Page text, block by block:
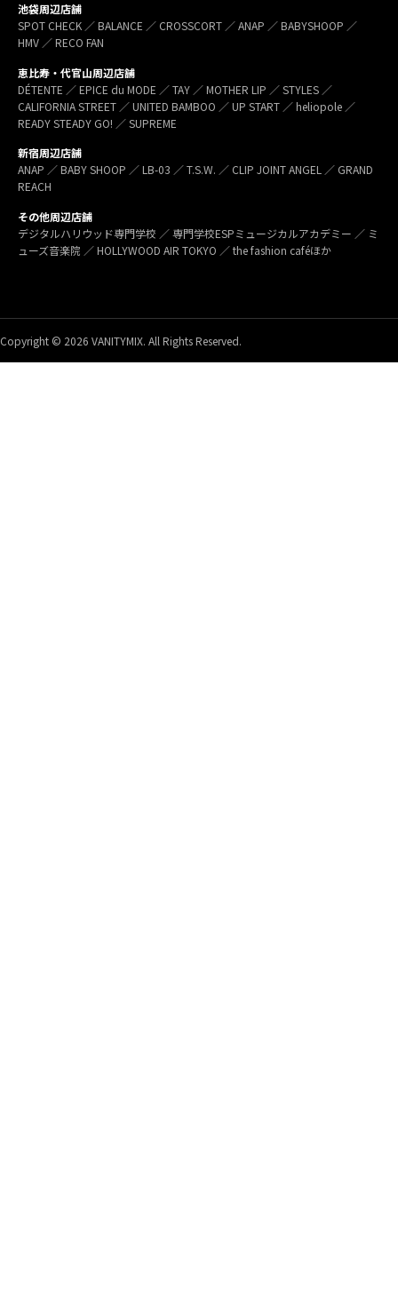
池袋周辺店舗
SPOT CHECK ／ BALANCE ／ CROSSCORT ／ ANAP ／ BABYSHOOP ／
HMV ／ RECO FAN
恵比寿・代官山周辺店舗
DÉTENTE ／ EPICE du MODE ／ TAY ／ MOTHER LIP ／ STYLES ／
CALIFORNIA STREET ／ UNITED BAMBOO ／ UP START ／ heliopole ／
READY STEADY GO! ／ SUPREME
新宿周辺店舗
ANAP ／ BABY SHOOP ／ LB-03 ／ T.S.W. ／ CLIP JOINT ANGEL ／ GRAND
REACH
その他周辺店舗
デジタルハリウッド専門学校 ／ 専門学校ESPミュージカルアカデミー ／ ミ
ューズ音楽院 ／ HOLLYWOOD AIR TOKYO ／ the fashion caféほか
Copyright © 2026 VANITYMIX. All Rights Reserved.